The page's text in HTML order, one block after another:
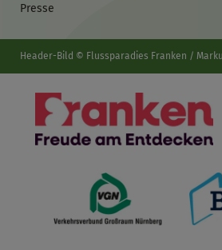
Presse
Header-Bild © Flussparadies Franken /